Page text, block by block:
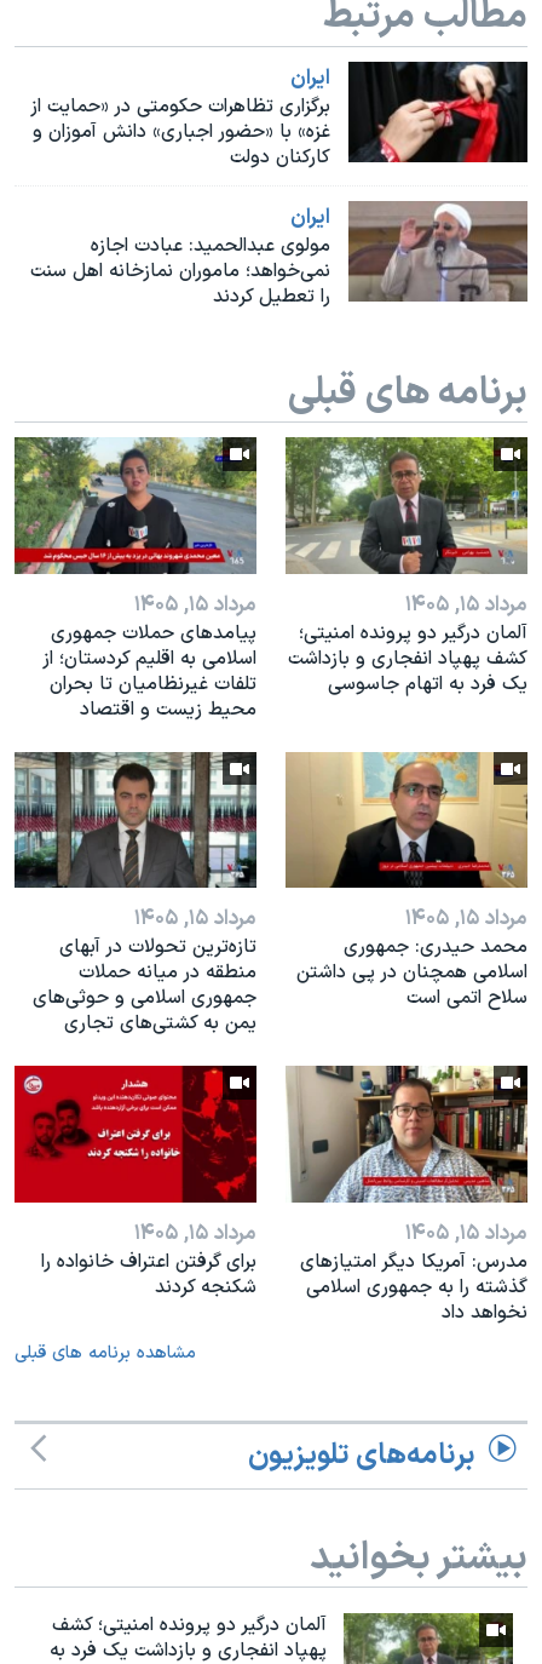
نرگس محمدی برنده جایزه نوبل صلح
همایش محافظه‌کاران آمریکا «سی‌پک»
صفحه‌های ویژه
مطالب مرتبط
ايران
برگزاری تظاهرات حکومتی در «حمایت از
غزه» با «حضور اجباری» دانش آموزان و
کارکنان دولت
ايران
مولوی عبدالحمید: عبادت اجازه
نمی‌خواهد؛ ماموران نمازخانه اهل سنت
را تعطیل کردند
برنامه های قبلی
مرداد ۱۵, ۱۴۰۵
آلمان درگیر دو پرونده امنیتی؛
کشف پهپاد انفجاری و بازداشت
یک فرد به اتهام جاسوسی
مرداد ۱۵, ۱۴۰۵
پیامدهای حملات جمهوری
اسلامی به اقلیم کردستان؛ از
تلفات غیرنظامیان تا بحران
محیط زیست و اقتصاد
مرداد ۱۵, ۱۴۰۵
محمد حیدری: جمهوری
اسلامی همچنان در‌ پی داشتن
سلاح اتمی است
مرداد ۱۵, ۱۴۰۵
تازه‌ترین‌ تحولات در آبهای
منطقه در میانه حملات
جمهوری اسلامی و حوثی‌های
یمن به کشتی‌های تجاری
مرداد ۱۵, ۱۴۰۵
مدرس: آمریکا دیگر امتیازهای
گذشته را به جمهوری اسلامی
نخواهد داد
مرداد ۱۵, ۱۴۰۵
براى گرفتن اعتراف خانواده را
شكنجه کردند
مشاهده برنامه های قبلی
برنامه‌های تلویزیون
بیشتر بخوانید
آلمان درگیر دو پرونده امنیتی؛ کشف
پهپاد انفجاری و بازداشت یک فرد به